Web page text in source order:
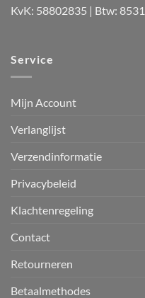
KvK: 58802835 | Btw:
Service
Mijn Account
Verlanglijst
Verzendinformatie
Privacybeleid
Klachtenregeling
Contact
Retourneren
Betaalmethodes